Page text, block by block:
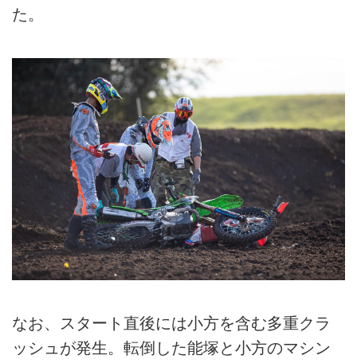
た。
なお、スタート直後には小方を含む多重クラ
ッシュが発生。転倒した能塚と小方のマシン